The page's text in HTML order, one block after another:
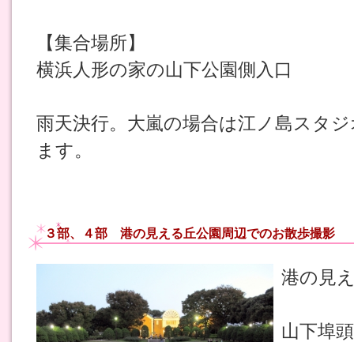
【集合場所】
横浜人形の家の山下公園側入口
雨天決行。大嵐の場合は江ノ島スタ
ます。
３部、４部 港の見える丘公園周辺でのお散歩撮影
港の見
山下埠